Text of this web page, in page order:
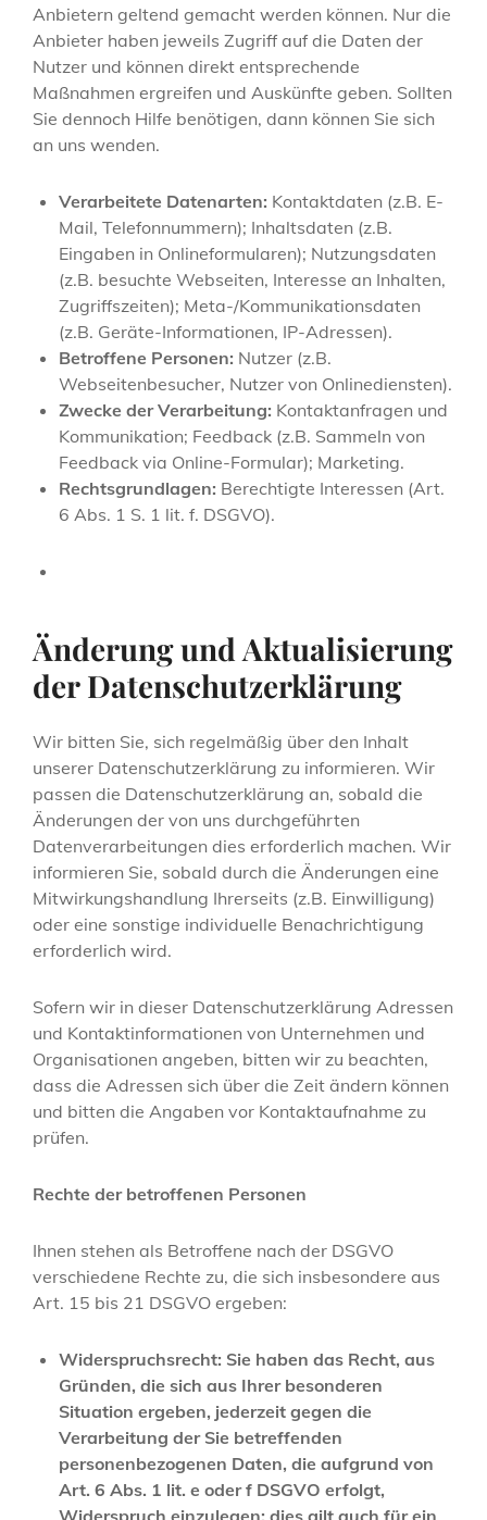
Anbietern geltend gemacht werden können. Nur die
Anbieter haben jeweils Zugriff auf die Daten der
Nutzer und können direkt entsprechende
Maßnahmen ergreifen und Auskünfte geben. Sollten
Sie dennoch Hilfe benötigen, dann können Sie sich
an uns wenden.
Verarbeitete Datenarten: Kontaktdaten (z.B. E-
Mail, Telefonnummern); Inhaltsdaten (z.B.
Eingaben in Onlineformularen); Nutzungsdaten
(z.B. besuchte Webseiten, Interesse an Inhalten,
Zugriffszeiten); Meta-/Kommunikationsdaten
(z.B. Geräte-Informationen, IP-Adressen).
Betroffene Personen: Nutzer (z.B.
Webseitenbesucher, Nutzer von Onlinediensten).
Zwecke der Verarbeitung: Kontaktanfragen und
Kommunikation; Feedback (z.B. Sammeln von
Feedback via Online-Formular); Marketing.
Rechtsgrundlagen: Berechtigte Interessen (Art.
6 Abs. 1 S. 1 lit. f. DSGVO).
Änderung und Aktualisierung
der Datenschutzerklärung
Wir bitten Sie, sich regelmäßig über den Inhalt
unserer Datenschutzerklärung zu informieren. Wir
passen die Datenschutzerklärung an, sobald die
Änderungen der von uns durchgeführten
Datenverarbeitungen dies erforderlich machen. Wir
informieren Sie, sobald durch die Änderungen eine
Mitwirkungshandlung Ihrerseits (z.B. Einwilligung)
oder eine sonstige individuelle Benachrichtigung
erforderlich wird.
Sofern wir in dieser Datenschutzerklärung Adressen
und Kontaktinformationen von Unternehmen und
Organisationen angeben, bitten wir zu beachten,
dass die Adressen sich über die Zeit ändern können
und bitten die Angaben vor Kontaktaufnahme zu
prüfen.
Rechte der betroffenen Personen
Ihnen stehen als Betroffene nach der DSGVO
verschiedene Rechte zu, die sich insbesondere aus
Art. 15 bis 21 DSGVO ergeben:
Widerspruchsrecht: Sie haben das Recht, aus
Gründen, die sich aus Ihrer besonderen
Situation ergeben, jederzeit gegen die
Verarbeitung der Sie betreffenden
personenbezogenen Daten, die aufgrund von
Art. 6 Abs. 1 lit. e oder f DSGVO erfolgt,